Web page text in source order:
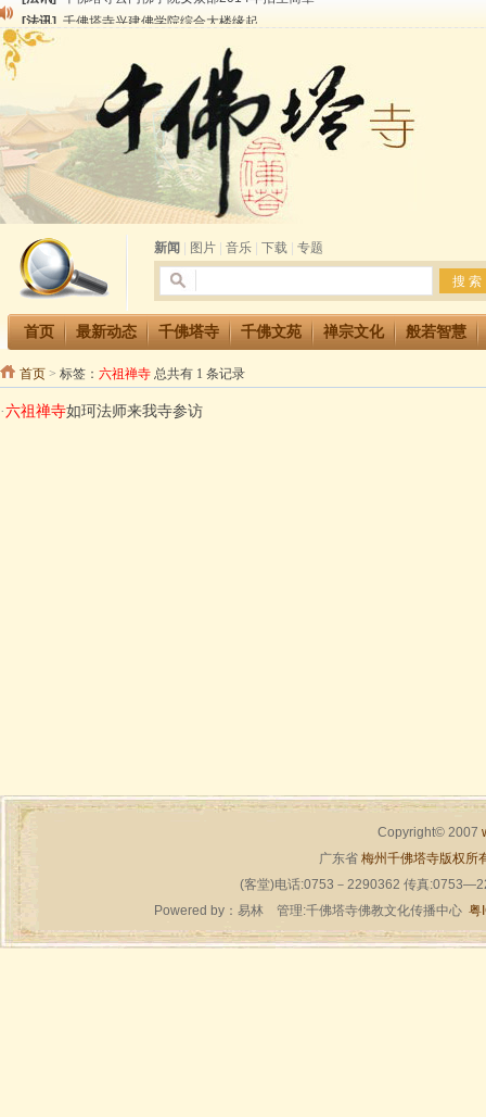
[法讯]
千佛塔寺兴建佛学院综合大楼缘起
[法讯]
千佛塔寺阅藏堂周末阅藏报名通知
清明节祭祖报恩地藏法会
[法讯]
本寺方丈上明下慧尼和尚开讲《六祖坛经》
[法讯] 2015-3-26师父于法堂对大众的开示
[法讯]
广东千佛塔寺云门佛学院女众部 2016年招生简章
[法讯]
恭请海涛法师莅临千佛塔寺弘法
[法讯]
2014年七月大法会 祈福息灾地藏七 冥阳两利普渡群蒙盂兰盆
[法讯] 千佛塔寺云门佛学院女众部2014年招生简章
新闻
图片 音乐 下载 专题
首页 最新动态 千佛塔寺 千佛文苑 禅宗文化 般若智慧
首页 > 标签： 六祖禅寺 总共有 1 条记录
·六祖禅寺如珂法师来我寺参访
Copyright© 2007
广东省 梅州千佛塔寺版权所
(客堂)电话:0753－2290362 传真
Powered by： 易林管理:千佛塔寺佛教文化传播中心 粤